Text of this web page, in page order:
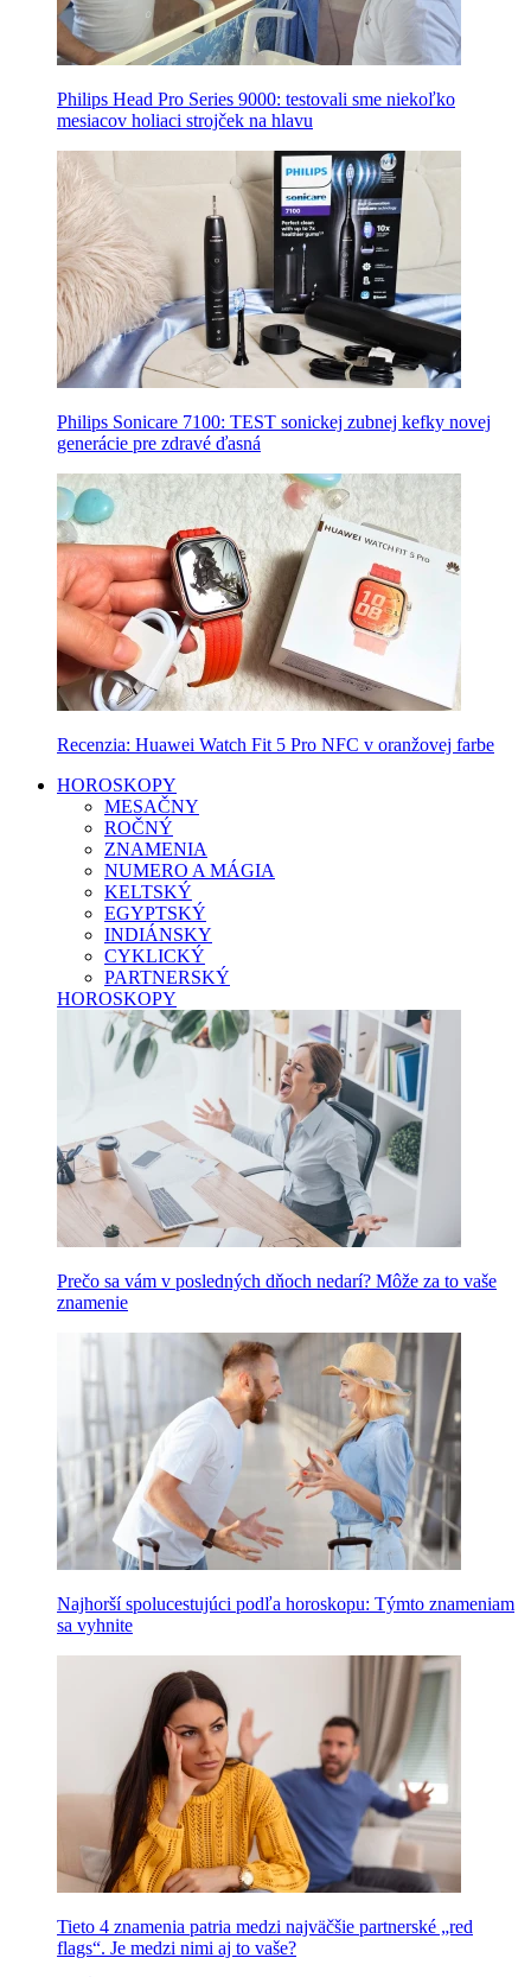
Philips Head Pro Series 9000: testovali sme niekoľko
mesiacov holiaci strojček na hlavu
Philips Sonicare 7100: TEST sonickej zubnej kefky novej
generácie pre zdravé ďasná
Recenzia: Huawei Watch Fit 5 Pro NFC v oranžovej farbe
HOROSKOPY
MESAČNY
ROČNÝ
ZNAMENIA
NUMERO A MÁGIA
KELTSKÝ
EGYPTSKÝ
INDIÁNSKY
CYKLICKÝ
PARTNERSKÝ
HOROSKOPY
Prečo sa vám v posledných dňoch nedarí? Môže za to vaše
znamenie
Najhorší spolucestujúci podľa horoskopu: Týmto znameniam
sa vyhnite
Tieto 4 znamenia patria medzi najväčšie partnerské „red
flags“. Je medzi nimi aj to vaše?